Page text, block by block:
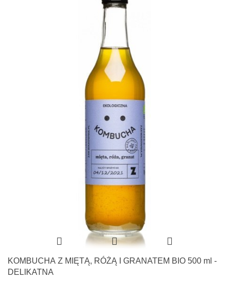
KOMBUCHA Z MIĘTĄ, RÓŻĄ I GRANATEM BIO 500 ml -
DELIKATNA